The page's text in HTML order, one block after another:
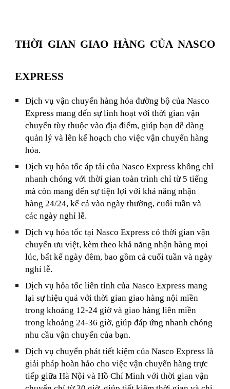
THỜI GIAN GIAO HÀNG CỦA NASCO
EXPRESS
Dịch vụ vận chuyển hàng hóa đường bộ của Nasco
Express mang đến sự linh hoạt với thời gian vận
chuyển tùy thuộc vào địa điểm, giúp bạn dễ dàng
quản lý và lên kế hoạch cho việc vận chuyển hàng
hóa.
Dịch vụ hỏa tốc áp tải của Nasco Express không chỉ
nhanh chóng với thời gian toàn trình chỉ từ 5 tiếng
mà còn mang đến sự tiện lợi với khả năng nhận
hàng 24/24, kể cả vào ngày thường, cuối tuần và
các ngày nghỉ lễ.
Dịch vụ hỏa tốc tại Nasco Express có thời gian vận
chuyển ưu việt, kèm theo khả năng nhận hàng mọi
lúc, bất kể ngày đêm, bao gồm cả cuối tuần và ngày
nghỉ lễ.
Dịch vụ hỏa tốc liên tỉnh của Nasco Express mang
lại sự hiệu quả với thời gian giao hàng nội miền
trong khoảng 12-24 giờ và giao hàng liên miền
trong khoảng 24-36 giờ, giúp đáp ứng nhanh chóng
nhu cầu vận chuyển của bạn.
Dịch vụ chuyển phát tiết kiệm của Nasco Express là
giải pháp hoàn hảo cho việc vận chuyển hàng trực
tiếp giữa Hà Nội và Hồ Chí Minh với thời gian vận